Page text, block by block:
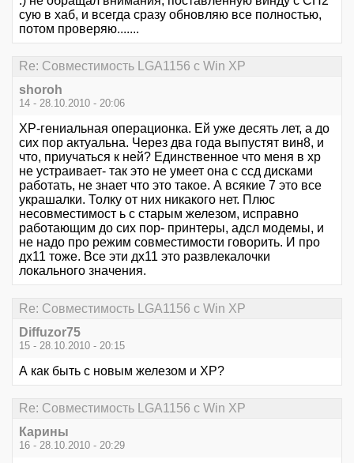
сую в хаб, и всегда сразу обновляю все полностью,
потом проверяю.......
Re: Совместимость LGA1156 с Win XP
shoroh
14 - 28.10.2010 - 20:06
ХР-гениальная операционка. Ей уже десять лет, а до
сих пор актуальна. Через два года выпустят вин8, и
что, приучаться к ней? Единственное что меня в хр
не устраивает- так это не умеет она с ссд дисками
работать, не знает что это такое. А всякие 7 это все
украшалки. Толку от них никакого нет. Плюс
несовместимост ь с старым железом, исправно
работающим до сих пор- принтеры, адсл модемы, и
не надо про режим совместимости говорить. И про
дх11 тоже. Все эти дх11 это развлекалочки
локального значения.
Re: Совместимость LGA1156 с Win XP
Diffuzor75
15 - 28.10.2010 - 20:15
А как быть с новым железом и XP?
Re: Совместимость LGA1156 с Win XP
Карины
16 - 28.10.2010 - 20:29